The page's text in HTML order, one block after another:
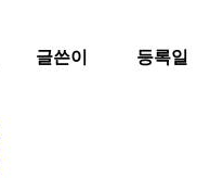
글쓴이 등록일